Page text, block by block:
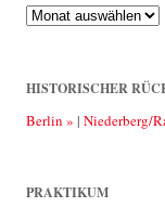
Rückblick:
2013
HISTORISCHER
Berlin » | Niederberg/
PRAKTIKUM